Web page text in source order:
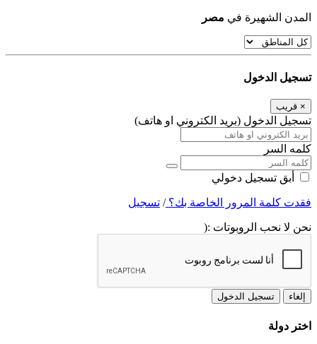
المدن الشهيرة في مصر
تسجيل الدخول
× قريب
تسجيل الدخول (بريد الكتروني او هاتف)
كلمه السر
أبق تسجيل دخولي
فقدت كلمة المرور الخاصة بك؟/ تسجيل
نحن لا نحب الروبوتات :(
إلغاء تسجيل الدخول
اختر دولة